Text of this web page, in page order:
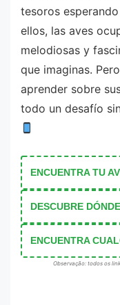
tesoros
ellos, las aves
melodiosas y
que imaginas.
aprender sobre
todo un desafío
ENCUENTRA TU
DESCUBRE
ENCUENTRA
Observação: todos os